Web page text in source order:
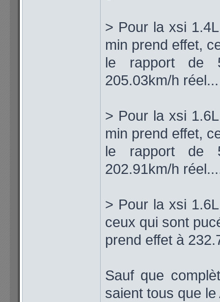
> Pour la xsi
min prend effet,
le rapport de
205.03km/h réel...
> Pour la xsi
min prend effet,
le rapport de
202.91km/h
> Pour la xsi
ceux qui sont
prend effet à
Sauf que
saient tous que